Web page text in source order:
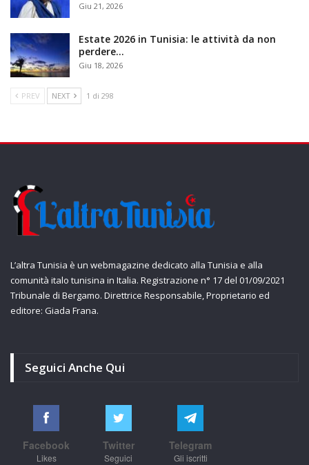
Giu 21, 2026
Estate 2026 in Tunisia: le attività da non
perdere…
Giu 18, 2026
PREV NEXT 1 di 298
L’altra Tunisia è un webmagazine dedicato alla Tunisia e alla
comunità italo tunisina in Italia. Registrazione n° 17 del 01/09/2021
Tribunale di Bergamo. Direttrice Responsabile, Proprietario ed
editore: Giada Frana.
Seguici Anche Qui
Facebook
Likes
Twitter
Seguici
Telegram
Gli iscritti